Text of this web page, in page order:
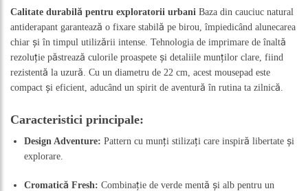
Calitate durabilă pentru exploratorii urbani Baza din cauciuc natural
antiderapant garantează o fixare stabilă pe birou, împiedicând alunecarea
chiar și în timpul utilizării intense. Tehnologia de imprimare de înaltă
rezoluție păstrează culorile proaspete și detaliile munților clare, fiind
rezistentă la uzură. Cu un diametru de 22 cm, acest mousepad este
compact și eficient, aducând un spirit de aventură în rutina ta zilnică.
Caracteristici principale:
Design Adventure: Pattern cu munți stilizați care inspiră libertate și
explorare.
Cromatică Fresh: Combinație de verde mentă și alb pentru un